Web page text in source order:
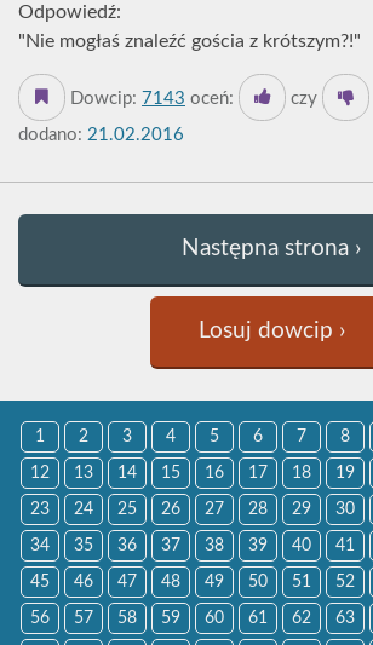
Odpowiedź:
"Nie mogłaś znaleźć gościa z krótszym?!"
Dowcip: 7143 oceń: czy
dodano: 21.02.2016
Następna strona ›
Losuj dowcip ›
1 2 3 4 5 6 7 8
12 13 14 15 16 17 18 19
23 24 25 26 27 28 29 30
34 35 36 37 38 39 40 41
45 46 47 48 49 50 51 52
56 57 58 59 60 61 62 63